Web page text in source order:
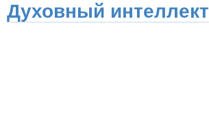
Духовный интеллект